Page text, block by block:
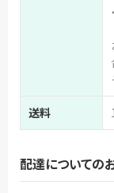
送料
配達についての